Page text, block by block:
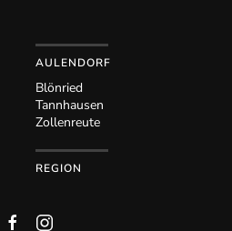
AULENDORF
Blönried
Tannhausen
Zollenreute
REGION